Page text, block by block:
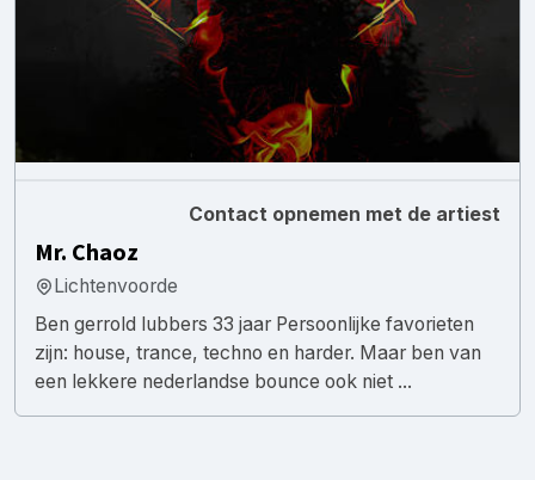
Contact opnemen met de artiest
Mr. Chaoz
Lichtenvoorde
Ben gerrold lubbers 33 jaar Persoonlijke favorieten
zijn: house, trance, techno en harder. Maar ben van
een lekkere nederlandse bounce ook niet ...